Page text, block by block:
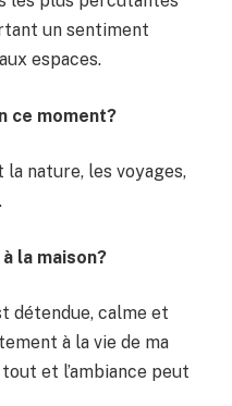
un sentiment
espaces.
ce moment?
nature, les voyages,
la maison?
détendue, calme et
à la vie de ma
et l’ambiance peut